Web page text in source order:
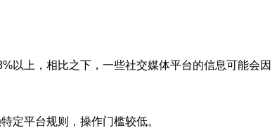
以上，相比之下，一些社交媒体平台的信息可能会因
定平台规则，操作门槛较低。